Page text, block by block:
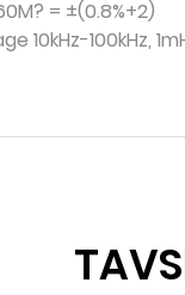
= ±(0.8%+2)
10kHz-100kHz,